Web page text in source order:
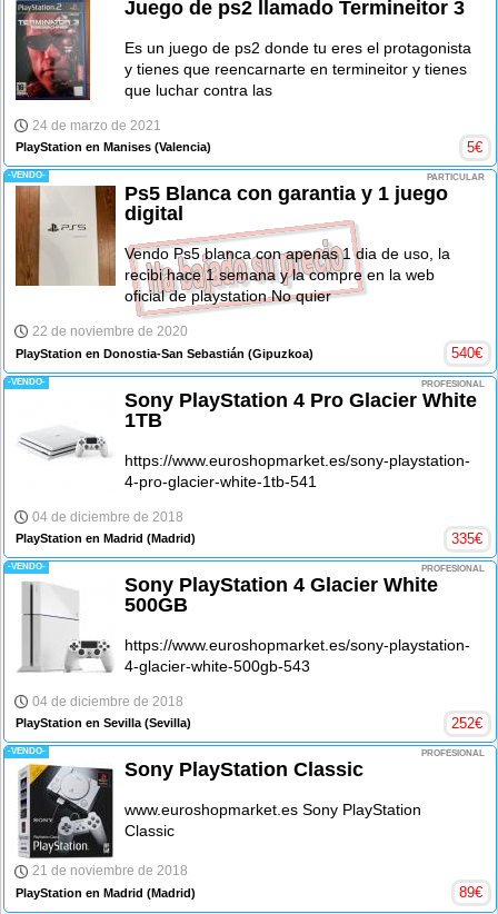
Juego de ps2 llamado Termineitor 3
Es un juego de ps2 donde tu eres el protagonista
y tienes que reencarnarte en termineitor y tienes
que luchar contra las
24 de marzo de 2021
PlayStation en Manises (Valencia) 5€
-VENDO- PARTICULAR
Ps5 Blanca con garantia y 1 juego
digital
Vendo Ps5 blanca con apenas 1 dia de uso, la
recibi hace 1 semana y la compre en la web
oficial de playstation No quier
22 de noviembre de 2020
PlayStation en Donostia-San Sebastián (Gipuzkoa) 540€
-VENDO- PROFESIONAL
Sony PlayStation 4 Pro Glacier White
1TB
https://www.euroshopmarket.es/sony-playstation-
4-pro-glacier-white-1tb-541
04 de diciembre de 2018
PlayStation en Madrid (Madrid) 335€
-VENDO- PROFESIONAL
Sony PlayStation 4 Glacier White
500GB
https://www.euroshopmarket.es/sony-playstation-
4-glacier-white-500gb-543
04 de diciembre de 2018
PlayStation en Sevilla(Sevilla) 252€
-VENDO- PROFESIONAL
Sony PlayStation Classic
www.euroshopmarket.es Sony PlayStation
Classic
21 de noviembre de 2018
PlayStation en Madrid (Madrid) 89€